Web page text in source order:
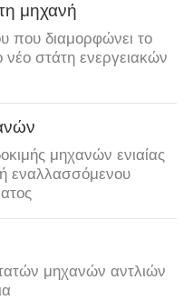
μηχανή
που διαμορφώνει το
στάτη ενεργειακών
μηχανών ενιαίας
εναλλασσόμενου
μηχανών αντλιών